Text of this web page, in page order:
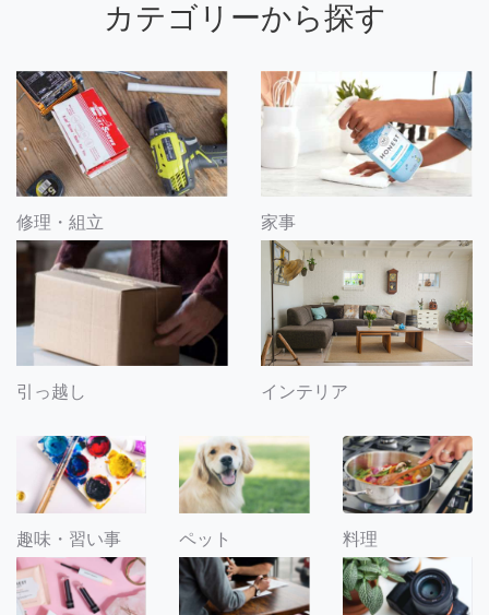
カテゴリーから探す
修理・組立 家事
引っ越し インテリア
趣味・習い事 ペット 料理